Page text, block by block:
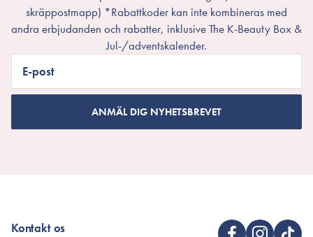
skräppostmapp) *Rabattkoder kan inte kombineras med
andra erbjudanden och rabatter, inklusive The K-Beauty Box &
Jul-/adventskalender.
E-post
ANMÄL DIG NYHETSBREVET
Kontakt os